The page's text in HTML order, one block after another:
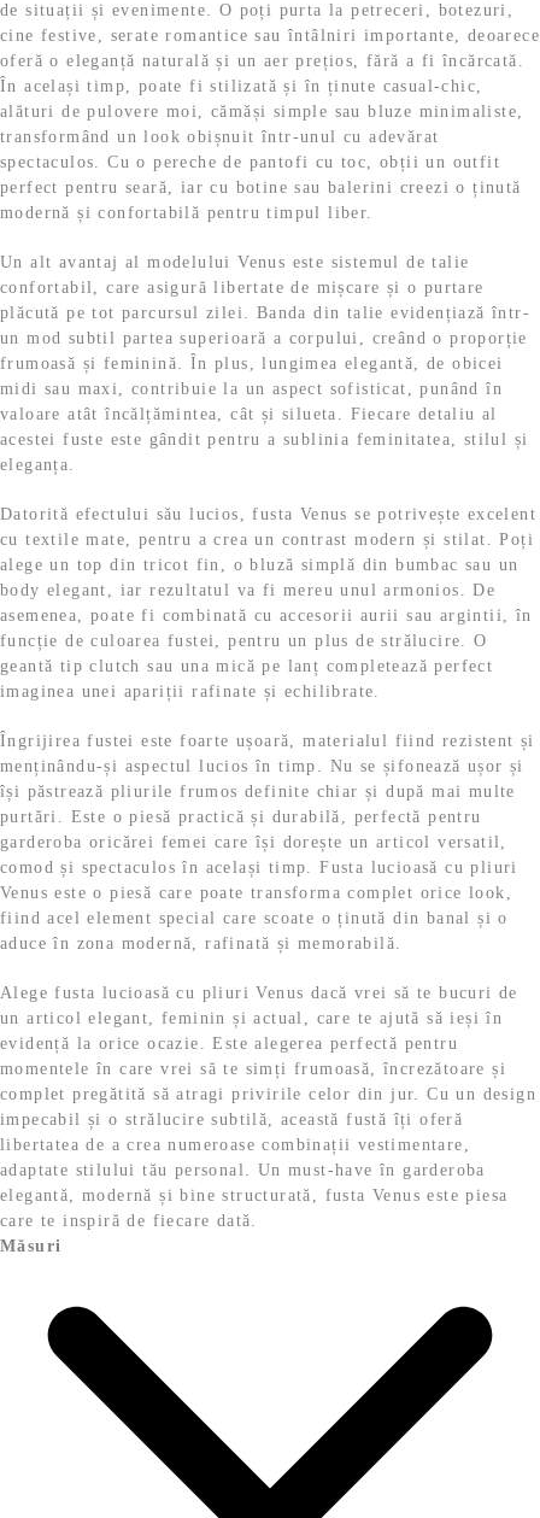
de situații și evenimente. O poți purta la petreceri, botezuri,
cine festive, serate romantice sau întâlniri importante, deoarece
oferă o eleganță naturală și un aer prețios, fără a fi încărcată.
În același timp, poate fi stilizată și în ținute casual-chic,
alături de pulovere moi, cămăși simple sau bluze minimaliste,
transformând un look obișnuit într-unul cu adevărat
spectaculos. Cu o pereche de pantofi cu toc, obții un outfit
perfect pentru seară, iar cu botine sau balerini creezi o ținută
modernă și confortabilă pentru timpul liber.
Un alt avantaj al modelului Venus este sistemul de talie
confortabil, care asigură libertate de mișcare și o purtare
plăcută pe tot parcursul zilei. Banda din talie evidențiază într-
un mod subtil partea superioară a corpului, creând o proporție
frumoasă și feminină. În plus, lungimea elegantă, de obicei
midi sau maxi, contribuie la un aspect sofisticat, punând în
valoare atât încălțămintea, cât și silueta. Fiecare detaliu al
acestei fuste este gândit pentru a sublinia feminitatea, stilul și
eleganța.
Datorită efectului său lucios, fusta Venus se potrivește excelent
cu textile mate, pentru a crea un contrast modern și stilat. Poți
alege un top din tricot fin, o bluză simplă din bumbac sau un
body elegant, iar rezultatul va fi mereu unul armonios. De
asemenea, poate fi combinată cu accesorii aurii sau argintii, în
funcție de culoarea fustei, pentru un plus de strălucire. O
geantă tip clutch sau una mică pe lanț completează perfect
imaginea unei apariții rafinate și echilibrate.
Îngrijirea fustei este foarte ușoară, materialul fiind rezistent și
menținându-și aspectul lucios în timp. Nu se șifonează ușor și
își păstrează pliurile frumos definite chiar și după mai multe
purtări. Este o piesă practică și durabilă, perfectă pentru
garderoba oricărei femei care își dorește un articol versatil,
comod și spectaculos în același timp. Fusta lucioasă cu pliuri
Venus este o piesă care poate transforma complet orice look,
fiind acel element special care scoate o ținută din banal și o
aduce în zona modernă, rafinată și memorabilă.
Alege fusta lucioasă cu pliuri Venus dacă vrei să te bucuri de
un articol elegant, feminin și actual, care te ajută să ieși în
evidență la orice ocazie. Este alegerea perfectă pentru
momentele în care vrei să te simți frumoasă, încrezătoare și
complet pregătită să atragi privirile celor din jur. Cu un design
impecabil și o strălucire subtilă, această fustă îți oferă
libertatea de a crea numeroase combinații vestimentare,
adaptate stilului tău personal. Un must-have în garderoba
elegantă, modernă și bine structurată, fusta Venus este piesa
care te inspiră de fiecare dată.
Măsuri